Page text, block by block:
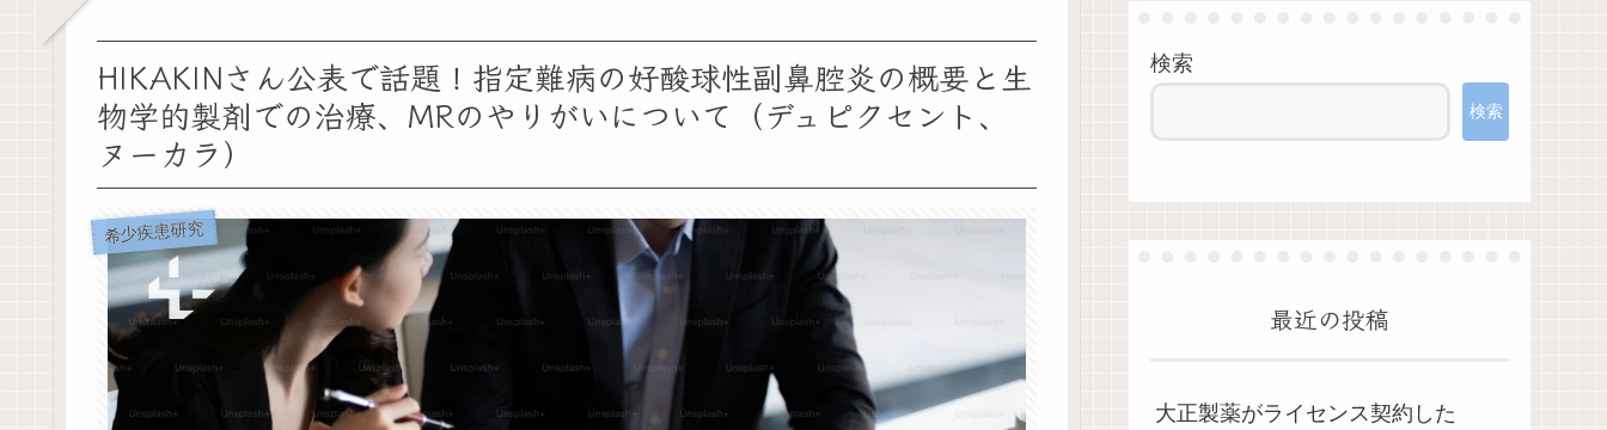
HIKAKINさん公表で話題！指定難病の好酸球性副鼻腔炎の概要と生
物学的製剤での治療、MRのやりがいについて（デュピクセント、
ヌーカラ）
希少疾患研究
検索
検索
最近の投稿
大正製薬がライセンス契約した